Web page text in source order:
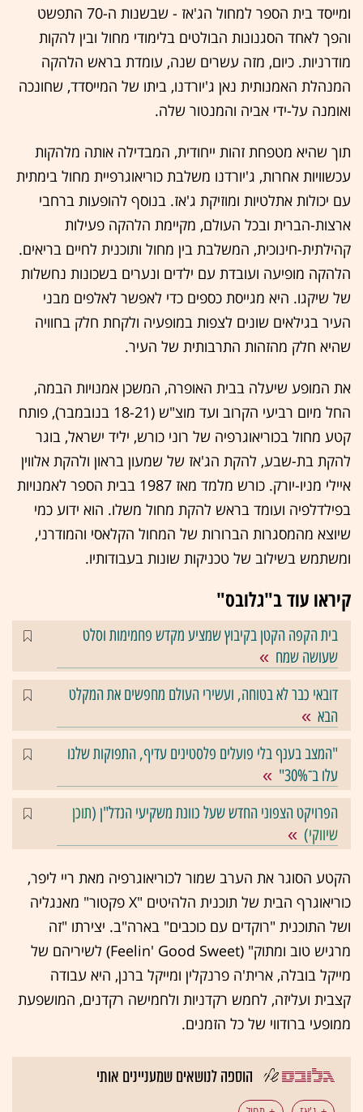
ומייסד בית הספר למחול הג'אז - שבשנות ה-70 התפשט
והפך לאחד הסגנונות הבולטים בלימודי מחול ובין להקות
מודרניות. כיום, מזה עשרים שנה, עומדת בראש הלהקה
המנהלת האמנותית נאן ג'יורדנו, ביתו של המייסדד, שחונכה
ואומנה על-ידי אביה והמנטור שלה.
תוך שהיא מטפחת זהות ייחודית, המבדילה אותה מלהקות
עכשוויות אחרות, ג'יורדנו משלבת כוריאוגרפיית מחול בימתית
עם יכולות אתלטיות ומוזיקת ג'אז. בנוסף להופעות ברחבי
ארצות-הברית ובכל העולם, מקיימת הלהקה פעילות
קהילתית-חינוכית, המשלבת בין מחול ותוכנית לחיים בריאים.
הלהקה מופיעה ועובדת עם ילדים ונערים בשכונות נחשלות
של שיקגו. היא מגייסת כספים כדי לאפשר לאלפים מבני
העיר בגילאים שונים לצפות במופעיה ולקחת חלק בחוויה
שהיא חלק מהזהות התרבותית של העיר.
את המופע שיעלה בבית האופרה, המשכן אמנויות הבמה,
החל מיום רביעי הקרוב ועד מוצ"ש (18-21 בנובמבר), פותח
קטע מחול בכוריאוגרפיה של רוני כורש, יליד ישראל, בוגר
להקת בת-שבע, להקת הג'אז של שמעון בראון ולהקת אלווין
איילי מניו-יורק. כורש מלמד מאז 1987 בבית הספר לאמנויות
בפילדלפיה ועומד בראש להקת מחול משלו. הוא ידוע כמי
שיוצא מהמסגרות הברורות של המחול הקלאסי והמודרני,
ומשתמש בשילוב של טכניקות שונות בעבודותיו.
קיראו עוד ב"גלובס"
בית הקפה הקטן בקיבוץ שמציע מקדש פחמימות וסלט
שעושה שמח
דובאי כבר לא בטוחה, ועשירי העולם מחפשים את המקלט
הבא
"המצב בענף בלי פועלים פלסטינים עדיף, התפוקות שלנו
עלו ב־30%"
הפרויקט הצפוני החדש שעל כוונת משקיעי הנדל"ן (תוכן
שיווקי)
הקטע הסוגר את הערב שמור לכוריאוגרפיה מאת ריי ליפר,
כוריאוגרף הבית של תוכנית הלהיטים "X פקטור" מאנגליה
ושל התוכנית "רוקדים עם כוכבים" בארה"ב. יצירתו "זה
מרגיש טוב ומתוק" (Feelin' Good Sweet) לשיריהם של
מייקל בובלה, ארית'ה פרנקלין ומייקל ברנן, היא עבודה
קצבית ועליזה, לחמש רקדניות ולחמישה רקדנים, המושפעת
ממופעי ברודווי של כל הזמנים.
הוספה לנושאים שמעניינים אותי